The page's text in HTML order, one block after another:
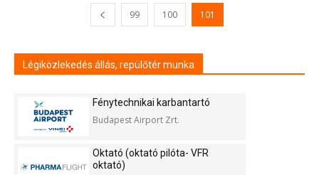
99 100 101
Légiközlekedés állás, repülőtér munka
Fénytechnikai karbantartó
Budapest Airport Zrt.
Oktató (oktató pilóta- VFR
oktató)